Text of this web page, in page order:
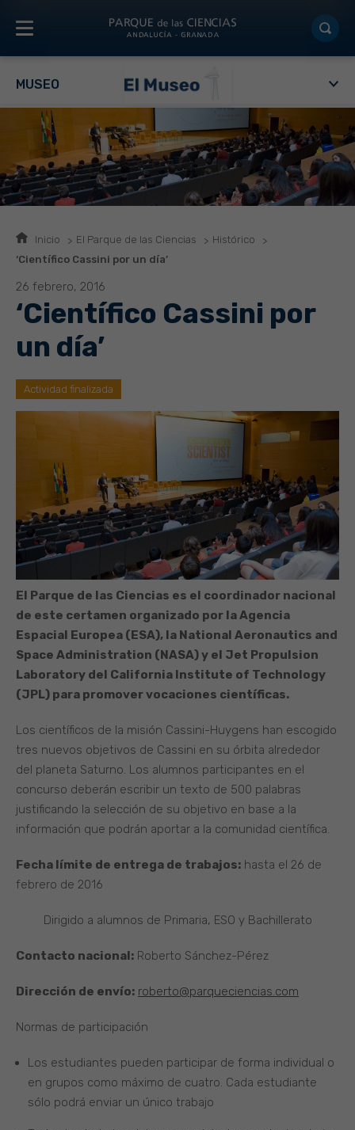
MUSEO
Inicio El Parque de las Ciencias
Histórico
‘Científico Cassini por un día’
26 febrero, 2016
‘Científico Cassini por
un día’
Actividad finalizada
El Parque de las Ciencias es el coordinador nacional
de este certamen organizado por la Agencia
Espacial Europea (ESA), la National Aeronautics and
Space Administration (NASA) y el Jet Propulsion
Laboratory del California Institute of Technology
(JPL) para promover vocaciones científicas.
Los científicos de la misión Cassini-Huygens han escogido
tres nuevos objetivos de Cassini en su órbita alrededor
del planeta Saturno. Los alumnos participantes en el
concurso deberán escribir un texto de 500 palabras
justificando la selección de su objetivo en base a la
información que podrán aportar a la comunidad científica.
Fecha límite de entrega de trabajos: hasta el 26 de
febrero de 2016
Dirigido a alumnos de Primaria, ESO y Bachillerato
Contacto nacional: Roberto Sánchez-Pérez
Dirección de envío: roberto@parqueciencias.com
Normas de participación
Los estudiantes pueden participar de forma individual o
en grupos como máximo de cuatro. Cada estudiante
sólo podrá enviar un único trabajo